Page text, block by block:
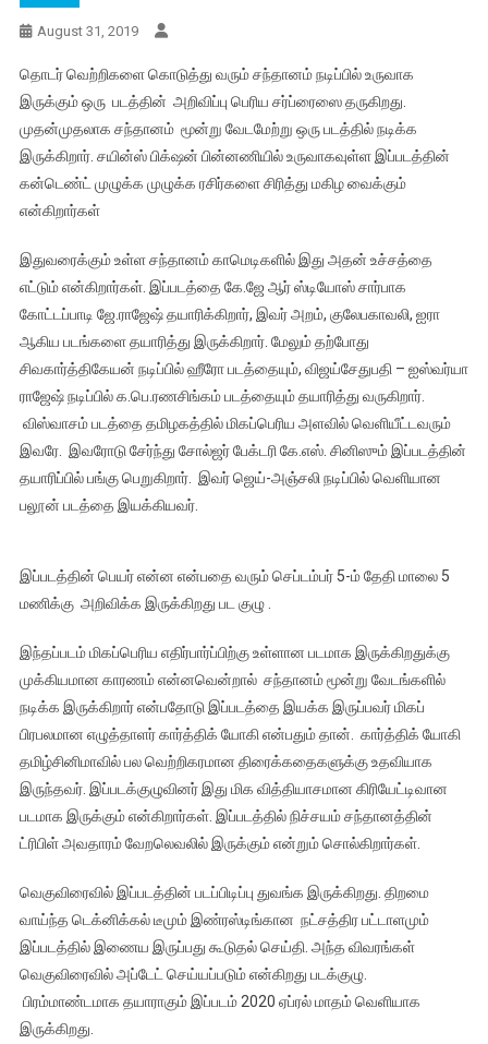
August 31, 2019
தொடர் வெற்றிகளை கொடுத்து வரும் சந்தானம் நடிப்பில் உருவாக
இருக்கும் ஒரு படத்தின் அறிவிப்பு பெரிய சர்ப்ரைஸை தருகிறது.
முதன்முதலாக சந்தானம் மூன்று வேடமேற்று ஒரு படத்தில் நடிக்க
இருக்கிறார். சயின்ஸ் பிக்‌ஷன் பின்னணியில் உருவாகவுள்ள இப்படத்தின்
கன்டெண்ட் முழுக்க முழுக்க ரசிர்களை சிரித்து மகிழ வைக்கும்
என்கிறார்கள்
இதுவரைக்கும் உள்ள சந்தானம் காமெடிகளில் இது அதன் உச்சத்தை
எட்டும் என்கிறார்கள். இப்படத்தை கே.ஜே ஆர் ஸ்டியோஸ் சார்பாக
கோட்டப்பாடி ஜே.ராஜேஷ் தயாரிக்கிறார், இவர் அறம், குலேபகாவலி, ஐரா
ஆகிய படங்களை தயாரித்து இருக்கிறார். மேலும் தற்போது
சிவகார்த்திகேயன் நடிப்பில் ஹீரோ படத்தையும், விஜய்சேதுபதி – ஐஸ்வர்யா
ராஜேஷ் நடிப்பில் க.பெ.ரணசிங்கம் படத்தையும் தயாரித்து வருகிறார்.
விஸ்வாசம் படத்தை தமிழகத்தில் மிகப்பெரிய அளவில் வெளியீட்டவரும்
இவரே. இவரோடு சேர்ந்து சோல்ஜர் பேக்டரி கே.எஸ். சினிஸும் இப்படத்தின்
தயாரிப்பில் பங்கு பெறுகிறார். இவர் ஜெய்-அஞ்சலி நடிப்பில் வெளியான
பலூன் படத்தை இயக்கியவர்.
இப்படத்தின் பெயர் என்ன என்பதை வரும் செப்டம்பர் 5-ம் தேதி மாலை 5
மணிக்கு அறிவிக்க இருக்கிறது பட குழு .
இந்தப்படம் மிகப்பெரிய எதிர்பார்ப்பிற்கு உள்ளான படமாக இருக்கிறதுக்கு
முக்கியமான காரணம் என்னவென்றால் சந்தானம் மூன்று வேடங்களில்
நடிக்க இருக்கிறார் என்பதோடு இப்படத்தை இயக்க இருப்பவர் மிகப்
பிரபலமான எழுத்தாளர் கார்த்திக் யோகி என்பதும் தான். கார்த்திக் யோகி
தமிழ்சினிமாவில் பல வெற்றிகரமான திரைக்கதைகளுக்கு உதவியாக
இருந்தவர். இப்படக்குழுவினர் இது மிக வித்தியாசமான கிரியேட்டிவான
படமாக இருக்கும் என்கிறார்கள். இப்படத்தில் நிச்சயம் சந்தானத்தின்
ட்ரிபிள் அவதாரம் வேறலெவலில் இருக்கும் என்றும் சொல்கிறார்கள்.
வெகுவிரைவில் இப்படத்தின் படப்பிடிப்பு துவங்க இருக்கிறது. திறமை
வாய்ந்த டெக்னிக்கல் டீமும் இண்ரஸ்டிங்கான நட்சத்திர பட்டாளமும்
இப்படத்தில் இணைய இருப்பது கூடுதல் செய்தி. அந்த விவரங்கள்
வெகுவிரைவில் அப்டேட் செய்யப்படும் என்கிறது படக்குழு.
பிரம்மாண்டமாக தயாராகும் இப்படம் 2020 ஏப்ரல் மாதம் வெளியாக
இருக்கிறது.